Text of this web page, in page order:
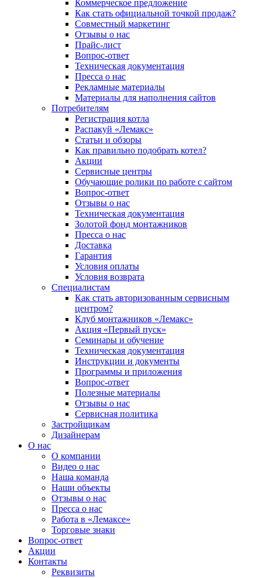
Коммерческое предложение
Как стать официальной точкой продаж?
Совместный маркетинг
Отзывы о нас
Прайс-лист
Вопрос-ответ
Техническая документация
Пресса о нас
Рекламные материалы
Материалы для наполнения сайтов
Потребителям
Регистрация котла
Распакуй «Лемакс»
Статьи и обзоры
Как правильно подобрать котел?
Акции
Сервисные центры
Обучающие ролики по работе с сайтом
Вопрос-ответ
Отзывы о нас
Техническая документация
Золотой фонд монтажников
Пресса о нас
Доставка
Гарантия
Условия оплаты
Условия возврата
Специалистам
Как стать авторизованным сервисным
центром?
Клуб монтажников «Лемакс»
Акция «Первый пуск»
Семинары и обучение
Техническая документация
Инструкции и документы
Программы и приложения
Вопрос-ответ
Полезные материалы
Отзывы о нас
Сервисная политика
Застройщикам
Дизайнерам
О нас
О компании
Видео о нас
Наша команда
Наши объекты
Отзывы о нас
Пресса о нас
Работа в «Лемаксе»
Торговые знаки
Вопрос-ответ
Акции
Контакты
Реквизиты